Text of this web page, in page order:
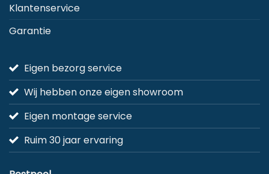
Klantenservice
Garantie
Eigen bezorg service
Wij hebben onze eigen showroom
Eigen montage service
Ruim 30 jaar ervaring